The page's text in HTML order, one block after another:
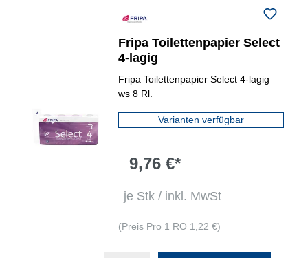
Fripa Toilettenpapier Select
4-lagig
Fripa Toilettenpapier Select 4-lagig
ws 8 Rl.
Varianten verfügbar
9,76 €*
je Stk / inkl. MwSt
(Preis Pro 1 RO 1,22 €)